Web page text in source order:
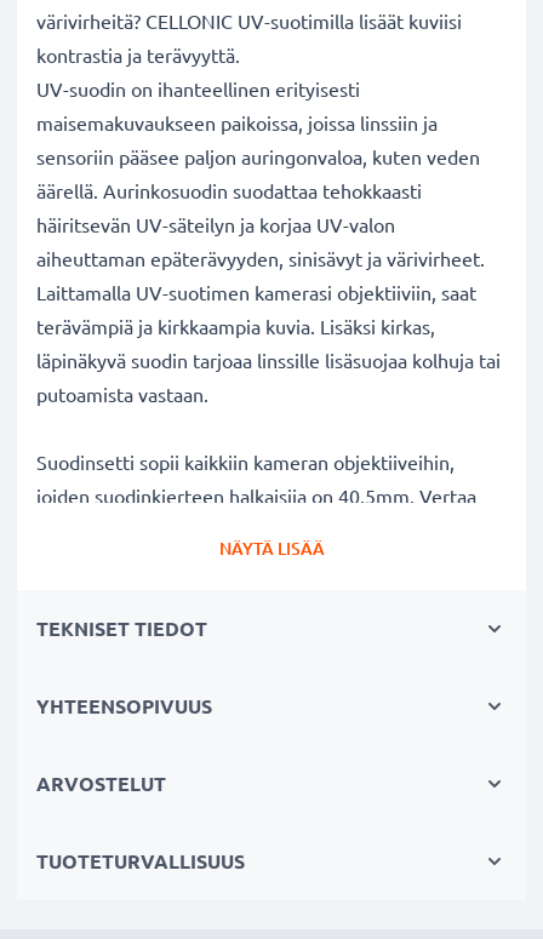
värivirheitä? CELLONIC UV-suotimilla lisäät kuviisi
kontrastia ja terävyyttä.
UV-suodin on ihanteellinen erityisesti
maisemakuvaukseen paikoissa, joissa linssiin ja
sensoriin pääsee paljon auringonvaloa, kuten veden
äärellä. Aurinkosuodin suodattaa tehokkaasti
häiritsevän UV-säteilyn ja korjaa UV-valon
aiheuttaman epäterävyyden, sinisävyt ja värivirheet.
Laittamalla UV-suotimen kamerasi objektiiviin, saat
terävämpiä ja kirkkaampia kuvia. Lisäksi kirkas,
läpinäkyvä suodin tarjoaa linssille lisäsuojaa kolhuja tai
putoamista vastaan.
Suodinsetti sopii kaikkiin kameran objektiiveihin,
joiden suodinkierteen halkaisija on 40.5mm. Vertaa
Parempi kuvanlaatu väreistä tai
✔ Terävämpiä ja kirkkaampia kuvia: korjaa UV-valon
pidentämistä
NÄYTÄ LISÄÄ
TEKNISET TIEDOT
YHTEENSOPIVUUS
ARVOSTELUT
TUOTETURVALLISUUS